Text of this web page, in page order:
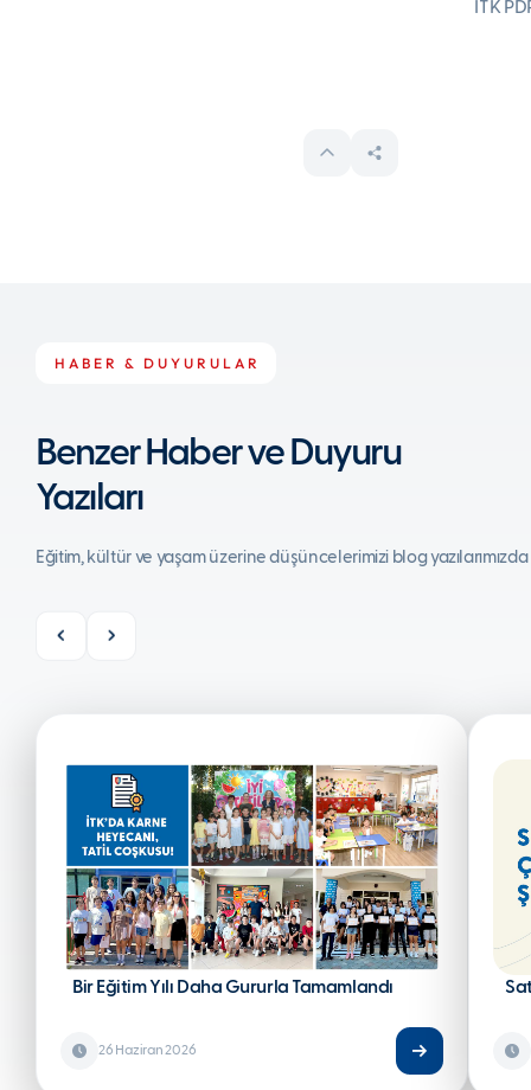
İTK PDR
HABER & DUYURULAR
Benzer Haber ve Duyuru
Yazıları
Eğitim, kültür ve yaşam üzerine düşüncelerimizi blog
Bir Eğitim Yılı Daha Gururla Tamamlandı
26 Haziran 2026